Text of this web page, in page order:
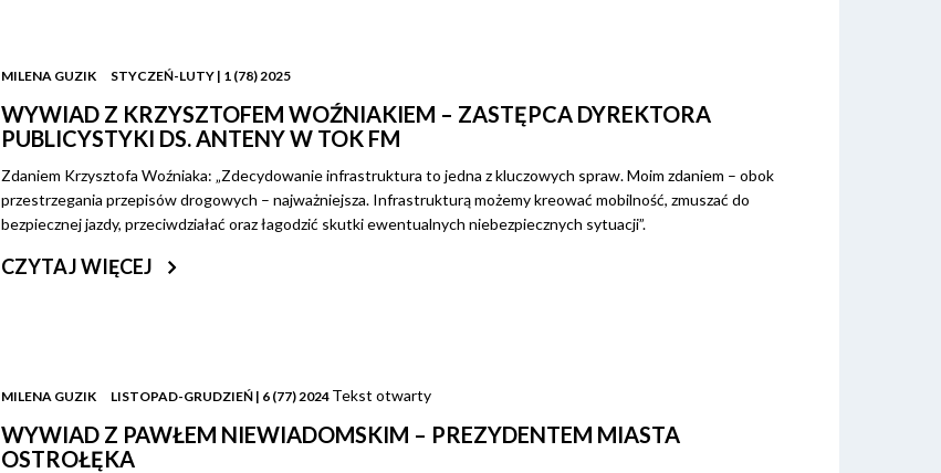
MILENA GUZIK STYCZEŃ-LUTY | 1 (78) 2025
WYWIAD Z KRZYSZTOFEM WOŹNIAKIEM – ZASTĘPCA DYREKTORA
PUBLICYSTYKI DS. ANTENY W TOK FM
Zdaniem Krzysztofa Woźniaka: „Zdecydowanie infrastruktura to jedna z kluczowych spraw. Moim zdaniem – obok
przestrzegania przepisów drogowych – najważniejsza. Infrastrukturą możemy kreować mobilność, zmuszać do
bezpiecznej jazdy, przeciwdziałać oraz łagodzić skutki ewentualnych niebezpiecznych sytuacji”.
CZYTAJ WIĘCEJ
MILENA GUZIK LISTOPAD-GRUDZIEŃ | 6 (77) 2024 Tekst otwarty
WYWIAD Z PAWŁEM NIEWIADOMSKIM – PREZYDENTEM MIASTA
OSTROŁĘKA